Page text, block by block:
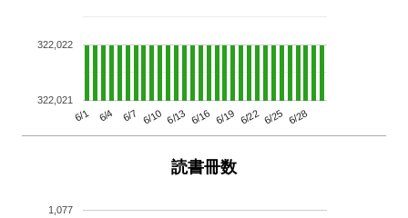
6/1 6/4 6/7 6/10 6/13 6/16 6/19 6/22 6/25 6/28
322,021
322,022
読書冊数
1,077